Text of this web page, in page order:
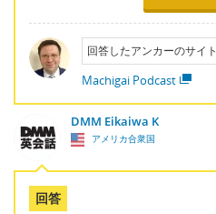
回答したアンカーのサイト
Machigai Podcast
DMM Eikaiwa K
アメリカ合衆国
回答